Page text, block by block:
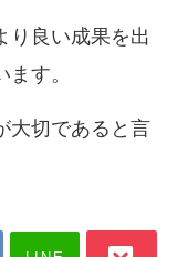
り良い成果を出
す。
大切であると言